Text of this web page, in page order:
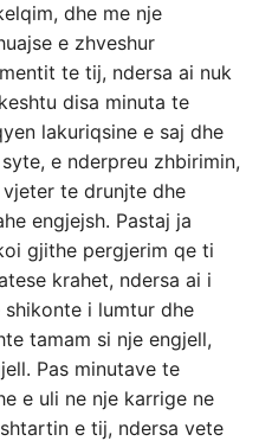
dhe me nje
e zhveshur
te tij, ndersa ai nuk
disa minuta te
lakuriqsine e saj dhe
e nderpreu zhbirimin,
te drunjte dhe
engjejsh. Pastaj ja
gjithe pergjerim qe ti
krahet, ndersa ai i
i lumtur dhe
tamam si nje engjell,
Pas minutave te
e uli ne nje karrige ne
e tij, ndersa vete